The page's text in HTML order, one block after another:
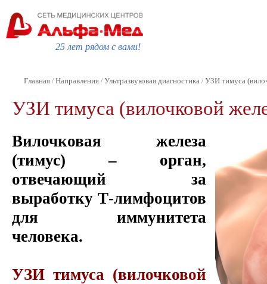
25 лет рядом с вами!
Главная / Направления / Ультразвуковая диагностика / УЗИ тимуса
УЗИ тимуса (вилочковой
Вилочковая железа
(тимус) – орган,
отвечающий за
выработку Т-лимфоцитов
для иммунитета
человека.
УЗИ тимуса (вилочковой